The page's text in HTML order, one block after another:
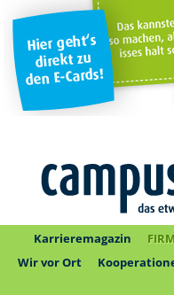
Karrieremagazin
Wir vor Ort